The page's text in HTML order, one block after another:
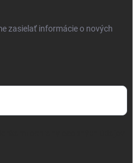
zasielať informácie o nových